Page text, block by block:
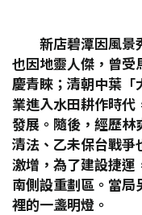
新店碧潭因風景
也因地靈人傑，曾受
慶青睞；清朝中葉「
業進入水田耕作時
發展。隨後，經歷林
清法、乙未保台戰爭
激增，為了建設捷運
南側設重劃區。當
裡的一盞明燈。